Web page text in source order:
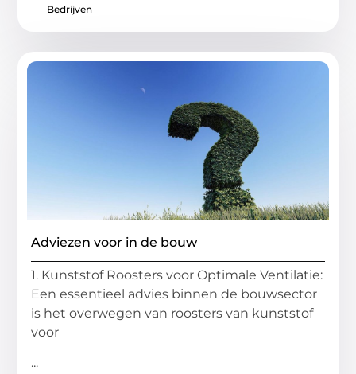
Bedrijven
Adviezen voor in de bouw
1. Kunststof Roosters voor Optimale Ventilatie:
Een essentieel advies binnen de bouwsector
is het overwegen van roosters van kunststof
voor
...